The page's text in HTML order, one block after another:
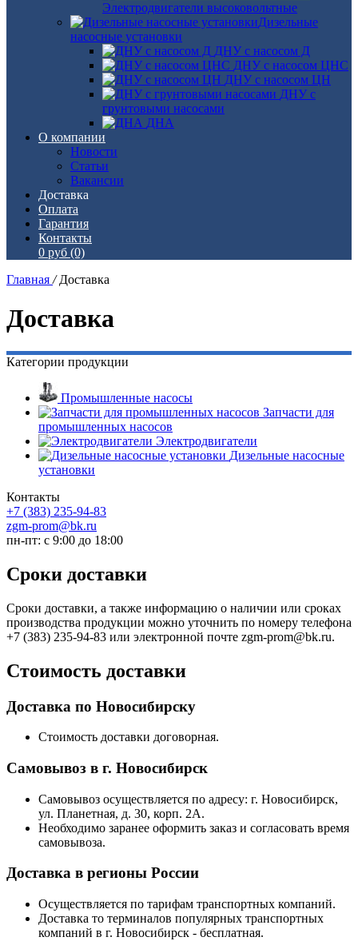
Электродвигатели высоковольтные
Дизельные
насосные установки
ДНУ с насосом Д
ДНУ с насосом ЦНС
ДНУ с насосом ЦН
ДНУ с
грунтовыми насосами
ДНА
О компании
Новости
Статьи
Вакансии
Доставка
Оплата
Гарантия
Контакты
0 руб (0)
Главная / Доставка
Доставка
Категории продукции
Промышленные насосы
Запчасти для
промышленных насосов
Электродвигатели
Дизельные насосные
установки
Контакты
+7 (383) 235-94-83
zgm-prom@bk.ru
пн-пт: с 9:00 до 18:00
Сроки доставки
Сроки доставки, а также информацию о наличии или сроках
производства продукции можно уточнить по номеру телефона
+7 (383) 235-94-83 или электронной почте zgm-prom@bk.ru.
Стоимость доставки
Доставка по Новосибирску
Стоимость доставки договорная.
Самовывоз в г. Новосибирск
Самовывоз осуществляется по адресу: г. Новосибирск,
ул. Планетная, д. 30, корп. 2А.
Необходимо заранее оформить заказ и согласовать время
самовывоза.
Доставка в регионы России
Осуществляется по тарифам транспортных компаний.
Доставка то терминалов популярных транспортных
компаний в г. Новосибирск - бесплатная.